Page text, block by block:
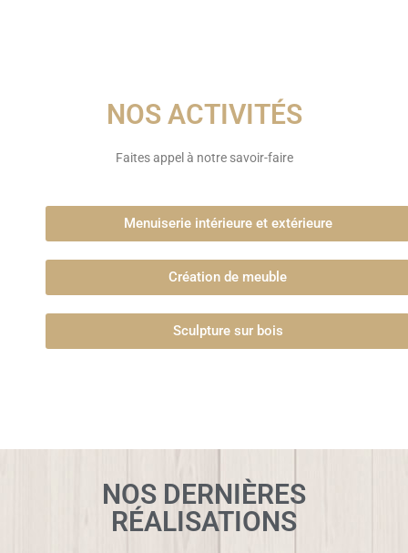
NOS ACTIVITÉS
Faites appel à notre savoir-faire
Menuiserie intérieure et extérieure
Création de meuble
Sculpture sur bois
NOS DERNIÈRES
RÉALISATIONS